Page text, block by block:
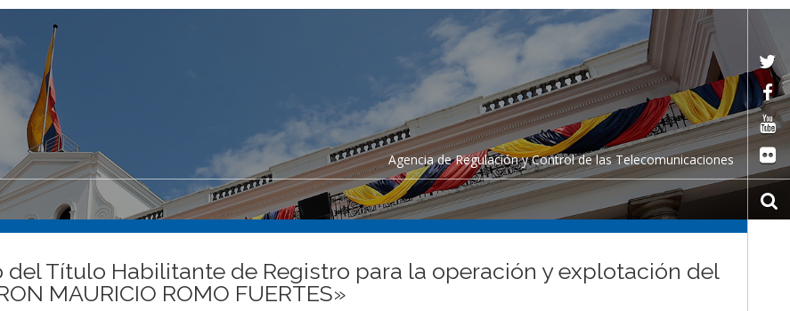
Agencia de Regulación y Control de las Telecomunicaciones
Título Habilitante de Registro para la operación y explotación del
MAURICIO ROMO FUERTES»